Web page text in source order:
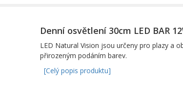
Denní osvětlení 30cm LED BAR
LED Natural Vision jsou určeny pro plazy a
přirozeným podáním barev.
[Celý popis produktu]